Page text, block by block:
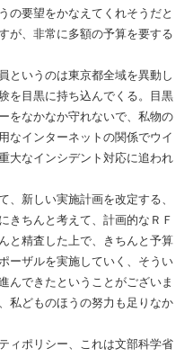
の要望をかなえてくれそうだと
が、非常に多額の予算を要する
というのは東京都全域を異動し
を目黒に持ち込んでくる。目黒
をなかなか守れないで、私物の
なインターネットの関係でウイ
大なインシデント対応に追われ
新しい実施計画を改定する、
きちんと考えて、計画的なＲＦ
と精査した上で、きちんと予算
ーザルを実施していく、そうい
んできたということがございま
私どものほうの努力も足りなか
ィポリシー、これは文部科学省